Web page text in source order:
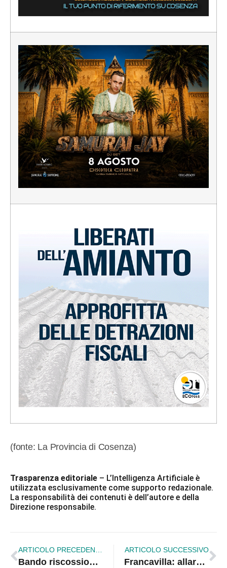
(fonte: La Provincia di Cosenza)
Trasparenza editoriale – L’Intelligenza Artificiale è
utilizzata esclusivamente come supporto redazionale.
La responsabilità dei contenuti è dell’autore e della
Direzione responsabile.
ARTICOLO PRECEDENTE
Bando riscossione, Rossano Futura coinvolge l’Anticorruzione
ARTICOLO SUCCESSIVO
Francavilla: allarme furti, serve uno sforzo sinergico